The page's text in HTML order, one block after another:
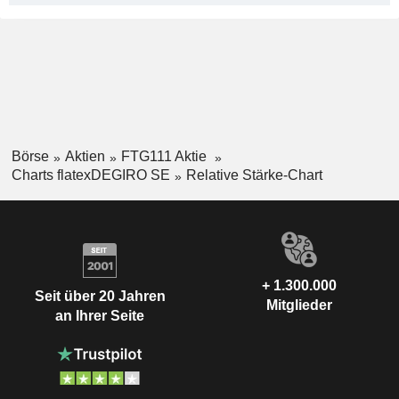
Börse Aktien
FTG111 Aktie
Charts flatexDEGIRO SE
Relative Stärke-Chart
Seit über 20 Jahren
an Ihrer Seite
+ 1.300.000
Mitglieder